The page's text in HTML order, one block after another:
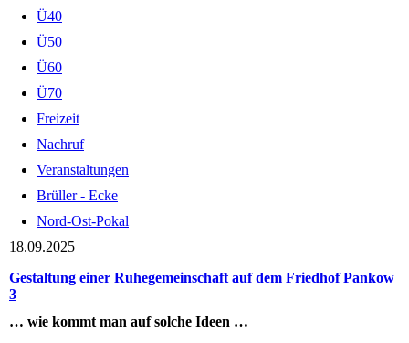
Ü40
Ü50
Ü60
Ü70
Freizeit
Nachruf
Veranstaltungen
Brüller - Ecke
Nord-Ost-Pokal
18.09.2025
Gestaltung einer Ruhegemeinschaft auf dem Friedhof Pankow
3
… wie kommt man auf solche Ideen …